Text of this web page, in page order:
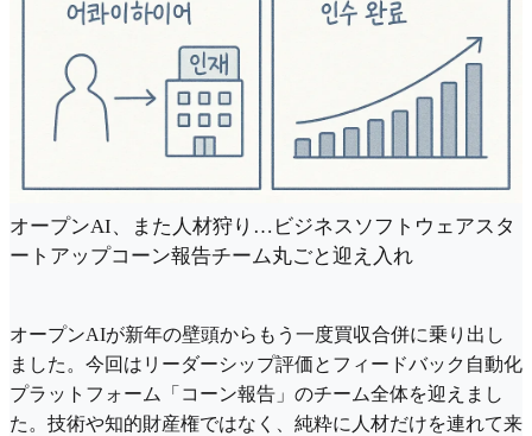
オープンAI、また人材狩り…ビジネスソフトウェアスタ
ートアップコーン報告チーム丸ごと迎え入れ
オープンAIが新年の壁頭からもう一度買収合併に乗り出し
ました。今回はリーダーシップ評価とフィードバック自動化
プラットフォーム「コーン報告」のチーム全体を迎えまし
た。技術や知的財産権ではなく、純粋に人材だけを連れて来